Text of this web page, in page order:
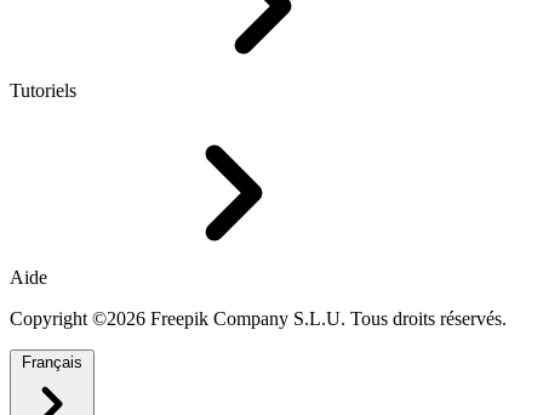
Tutoriels
Aide
Copyright ©2026 Freepik Company S.L.U. Tous droits réservés.
Français